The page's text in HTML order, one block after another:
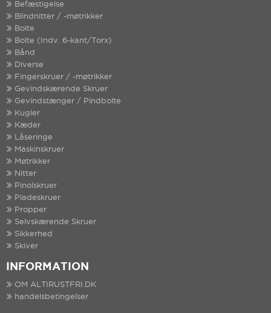
Befæstigelse
Blindnitter / -møtrikker
Bolte
Bolte (Indv. 6-kant/Torx)
Bånd
Diverse
Fingerskruer / -møtrikker
Gevindskærende Skruer
Gevindstænger / Pindbolte
Kugler
Kæder
Låseringe
Maskinskruer
Møtrikker
Nitter
Pinolskruer
Pladeskruer
Propper
Selvskærende Skruer
Sikkerhed
Skiver
INFORMATION
OM ALTIRUSTFRI.DK
handelsbetingelser